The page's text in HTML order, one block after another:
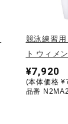
競泳練習
ト ウィメ
¥7,920
(本体価格
品番